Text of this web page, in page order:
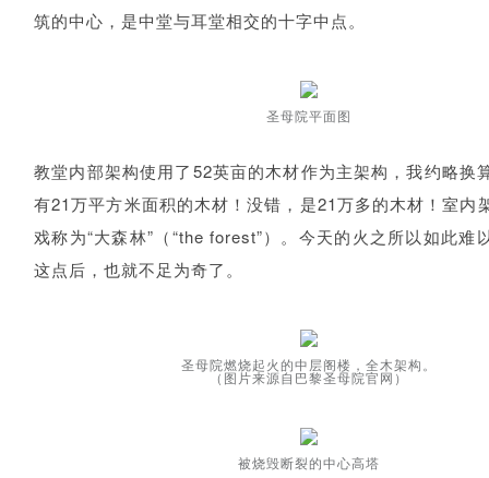
筑的中心，是中堂与耳堂相交的十字中点。
圣母院平面图
教堂内部架构使用了52英亩的木材作为主架构，我约略换
有21万平方米面积的木材！没错，是21万多的木材！室内
戏称为“大森林”（“the forest”）。今天的火之所以如此难
这点后，也就不足为奇了。
圣母院燃烧起火的中层阁楼，全木架构。
（图片来源自巴黎圣母院官网）
被烧毁断裂的中心高塔